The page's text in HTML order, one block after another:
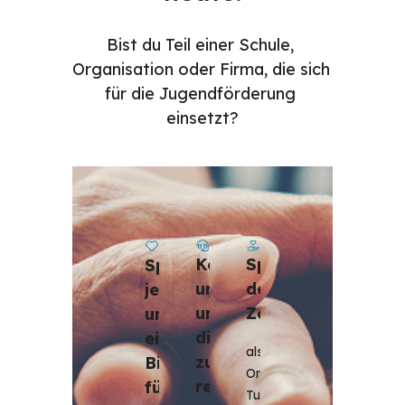
Bist du Teil einer Schule,
Organisation oder Firma, die sich
für die Jugendförderung
einsetzt?
Spende
jetzt,
um
ein
Bildungsprogramm
für
Kontaktiere
uns,
um
dich
zu
Spende
deine
Zeit
als
Online-
Tutor